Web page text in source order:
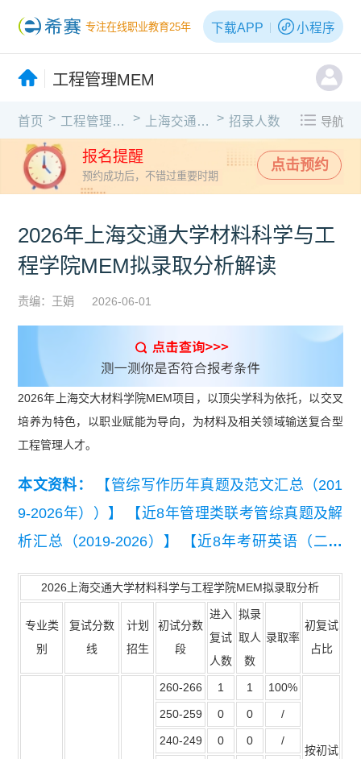
专注在线职业教育25年 下载APP 小程序
工程管理MEM
首页 > 工程管理MEM > 上海交通大学 > 招录人数 导航
报名提醒
预约成功后，不错过重要时期
点击预约
2026年上海交通大学材料科学与工
程学院MEM拟录取分析解读
责编：王娟 2026-06-01
2026年上海交大材料学院MEM项目，以顶尖学科为依托，以交叉
培养为特色，以职业赋能为导向，为材料及相关领域输送复合型
工程管理人才。
本文资料：
【管综写作历年真题及范文汇总（201
9-2026年））】
【近8年管理类联考管综真题及解
析汇总（2019-2026）】
【近8年考研英语（二）
真题及详细解析汇总（2019-2026）】 【【复试干
货】2026MEM复试备考资料包】
2026上海交通大学材料科学与工程学院MEM拟录取分析
专业类
别
复试分数
线
计划
招生
初试分数
段
进入
复试
人数
拟录
取人
数
录取率
初复试
占比
260-266 1 1 100%
按初试
250-259 0 0 /
240-249 0 0 /